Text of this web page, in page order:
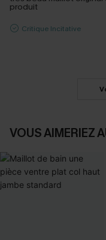
produit
Critique Incitative
VOUS AIMERIEZ